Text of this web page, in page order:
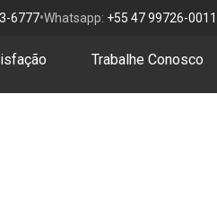
6777•Whatsapp: +55 47 99726-0011
Trabalhe Conosco